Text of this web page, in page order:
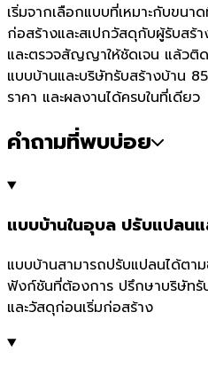
เริ่มจากเลือกแบบที่เหมาะกับขนา
ก่อสร้างและสเปกวัสดุกับผู้รับสร้
และตรวจสัญญาให้ชัดเจน แล้วติ
แบบบ้านและบริษัทรับสร้างบ้าน
ราคา และผลงานได้ครบในที่เดียว
คำถามที่พบบ่อย
แบบบ้านในอุบล ปรับแปลน
แบบบ้านสามารถปรับแปลนได้ต
ฟังก์ชันที่ต้องการ ปรึกษาบริษัทรั
และวัสดุก่อนเริ่มก่อสร้าง